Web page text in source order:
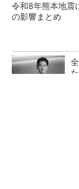
令和8年熊本地震
の影響まとめ